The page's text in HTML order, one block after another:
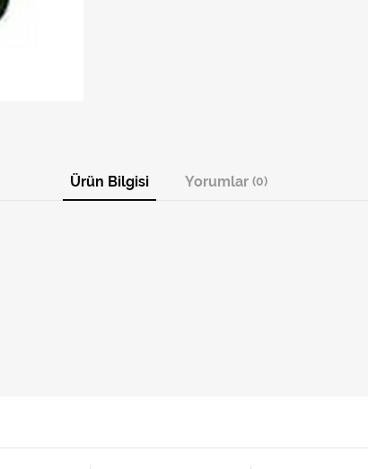
Ürün Bilgisi Yorumlar (0)